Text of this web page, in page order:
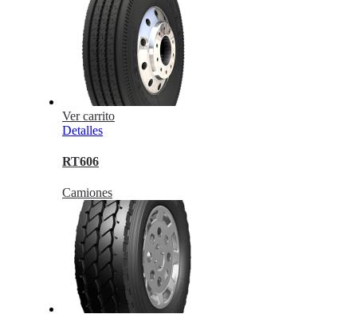
Ver carrito
Detalles
RT606
Camiones